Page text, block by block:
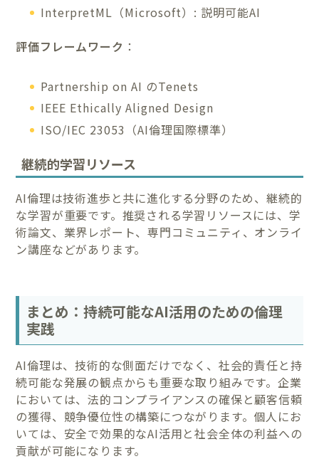
InterpretML（Microsoft）: 説明可能AI
評価フレームワーク ：
Partnership on AI のTenets
IEEE Ethically Aligned Design
ISO/IEC 23053（AI倫理国際標準）
継続的学習リソース
AI倫理は技術進歩と共に進化する分野のため、継続的
な学習が重要です。推奨される学習リソースには、学
術論文、業界レポート、専門コミュニティ、オンライ
ン講座などがあります。
まとめ：持続可能なAI活用のための倫理
実践
AI倫理は、技術的な側面だけでなく、社会的責任と持
続可能な発展の観点からも重要な取り組みです。企業
においては、法的コンプライアンスの確保と顧客信頼
の獲得、競争優位性の構築につながります。個人にお
いては、安全で効果的なAI活用と社会全体の利益への
貢献が可能になります。